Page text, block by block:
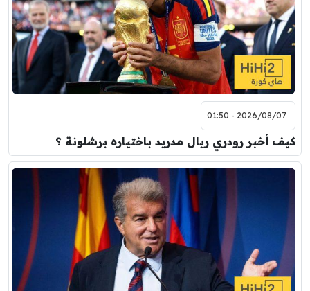
2026/08/07 - 01:50
كيف أخبر رودري ريال مدريد باختياره برشلونة ؟